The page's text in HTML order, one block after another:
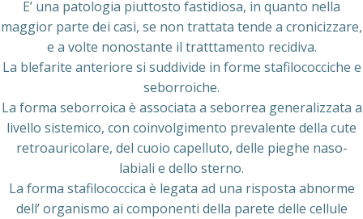
E’ una patologia piuttosto fastidiosa, in quanto nella
maggior parte dei casi, se non trattata tende a cronicizzare,
e a volte nonostante il tratttamento recidiva.
La blefarite anteriore si suddivide in forme stafilococciche e
seborroiche.
La forma seborroica è associata a seborrea generalizzata a
livello sistemico, con coinvolgimento prevalente della cute
retroauricolare, del cuoio capelluto, delle pieghe naso-
labiali e dello sterno.
La forma stafilococcica è legata ad una risposta abnorme
dell’ organismo ai componenti della parete delle cellule